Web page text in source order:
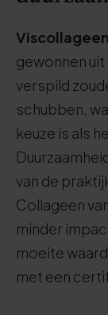
gewonnen uit
verspild
schubben,
keuze is als
van de
Collageen
minder
moeite
met een